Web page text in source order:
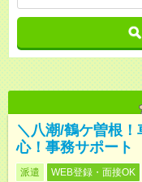
＼八潮/鶴ケ曽根
心！事務サポート
派遣 WEB登録・面接OK